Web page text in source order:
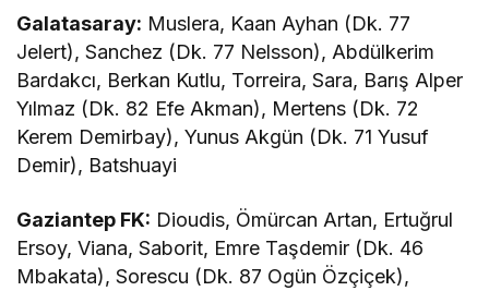
Galatasaray: Muslera, Kaan Ayhan (Dk. 77
Jelert), Sanchez (Dk. 77 Nelsson), Abdülkerim
Bardakcı, Berkan Kutlu, Torreira, Sara, Barış Alper
Yılmaz (Dk. 82 Efe Akman), Mertens (Dk. 72
Kerem Demirbay), Yunus Akgün (Dk. 71 Yusuf
Demir), Batshuayi
Gaziantep FK: Dioudis, Ömürcan Artan, Ertuğrul
Ersoy, Viana, Saborit, Emre Taşdemir (Dk. 46
Mbakata), Sorescu (Dk. 87 Ogün Özçiçek),